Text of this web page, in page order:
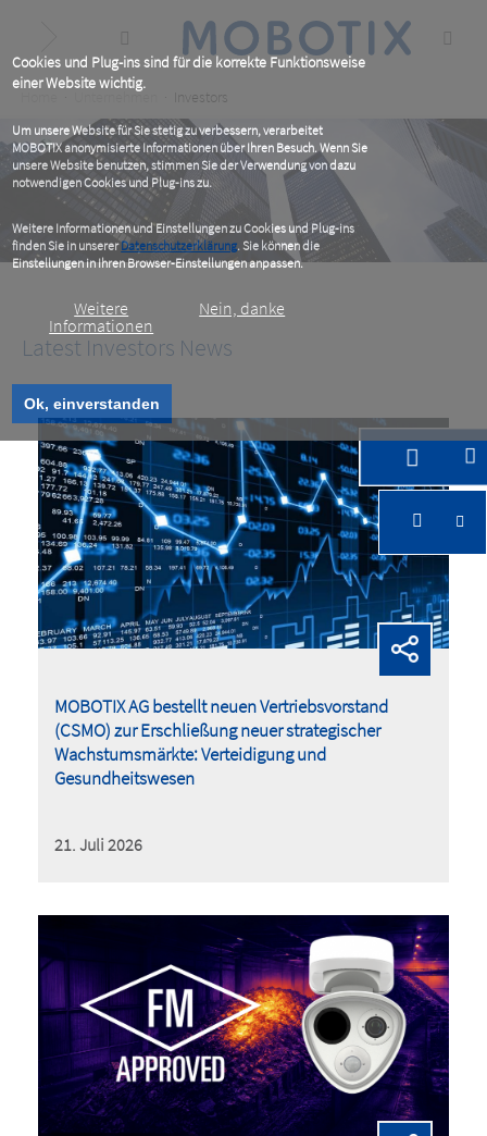
Cookies und Plug-ins sind für die korrekte Funktionsweise
einer Website wichtig.
Um unsere Website für Sie stetig zu verbessern, verarbeitet
MOBOTIX anonymisierte Informationen über Ihren Besuch. Wenn Sie
unsere Website benutzen, stimmen Sie der Verwendung von dazu
notwendigen Cookies und Plug-ins zu.
Weitere Informationen und Einstellungen zu Cookies und Plug-ins
finden Sie in unsererDatenschutzerklärung. Sie können die
Einstellungen in Ihren Browser-Einstellungen anpassen.
Weitere
Informationen
Nein, danke
Ok, einverstanden
content
Unternehmen Investors
Investoren
Investoren
Latest Investors News
MOBOTIX AG bestellt neuen Vertriebsvorstand
(CSMO) zur Erschließung neuer strategischer
Wachstumsmärkte: Verteidigung und
Gesundheitswesen
21. Juli 2026